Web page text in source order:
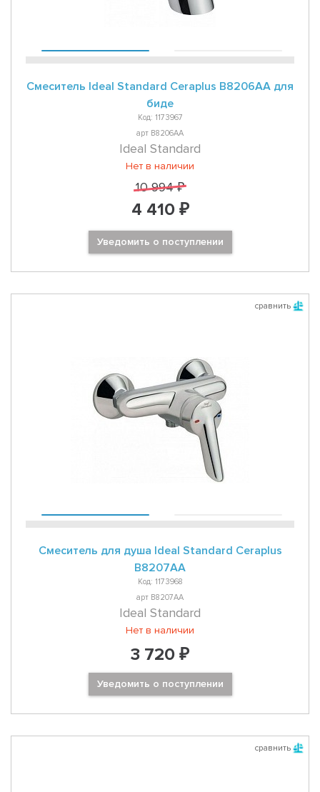
Смеситель Ideal Standard Ceraplus B8206AA для
биде
Код: 1173967
арт B8206AA
Ideal Standard
Нет в наличии
10 994 ₽
4 410 ₽
Уведомить о поступлении
сравнить
Смеситель для душа Ideal Standard Ceraplus
B8207AA
Код: 1173968
арт B8207AA
Ideal Standard
Нет в наличии
3 720 ₽
Уведомить о поступлении
сравнить